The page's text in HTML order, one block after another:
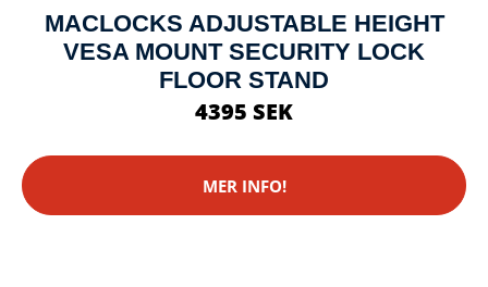
MACLOCKS ADJUSTABLE HEIGHT
VESA MOUNT SECURITY LOCK
FLOOR STAND
4395 SEK
MER INFO!